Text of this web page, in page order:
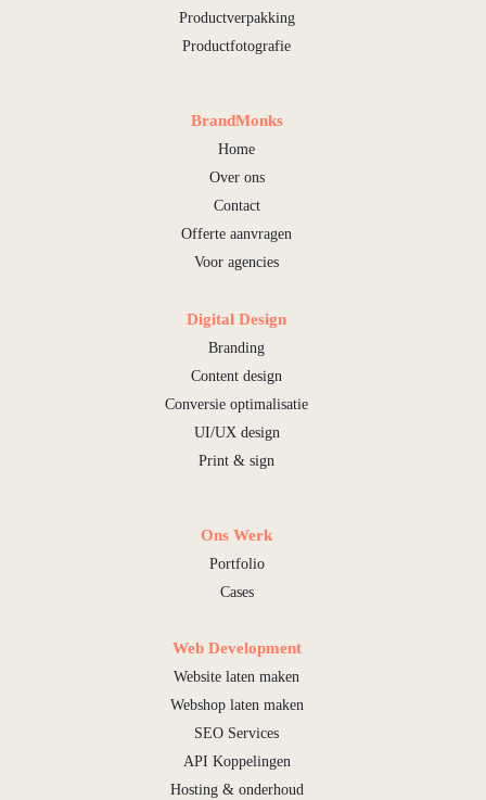
Productverpakking
Productfotografie
BrandMonks
Home
Over ons
Contact
Offerte aanvragen
Voor agencies
Digital Design
Branding
Content design
Conversie optimalisatie
UI/UX design
Print & sign
Ons Werk
Portfolio
Cases
Web Development
Website laten maken
Webshop laten maken
SEO Services
API Koppelingen
Hosting & onderhoud